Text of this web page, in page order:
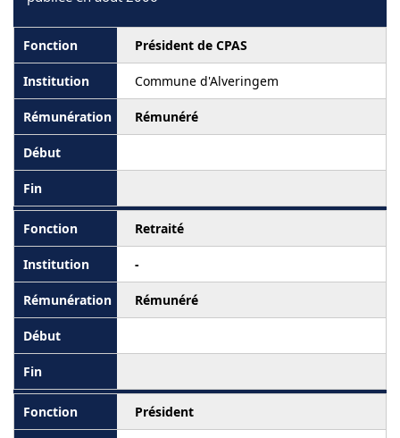
Président de CPAS
Commune d'Alveringem
Rémunéré
Retraité
-
Rémunéré
Président